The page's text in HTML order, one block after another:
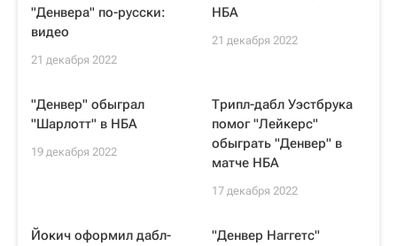
"Денвера" по-русски:
видео
21 декабря 2022
НБА
21 декабря 2022
"Денвер" обыграл
"Шарлотт" в НБА
19 декабря 2022
Трипл-дабл Уэстбрука
помог "Лейкерс"
обыграть "Денвер" в
матче НБА
17 декабря 2022
Йокич оформил дабл-
"Денвер Наггетс"